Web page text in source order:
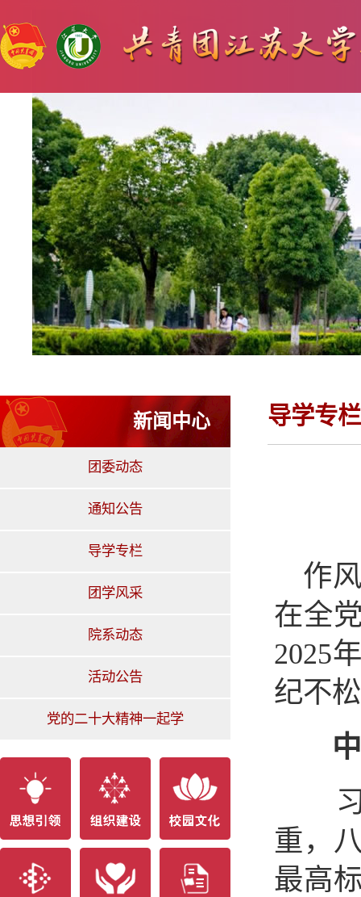
新闻中心
团委动态
通知公告
导学专栏
团学风采
院系动态
活动公告
党的二十大精神一起学
导学专栏
作
在全
2025
纪不
习
重，
最高